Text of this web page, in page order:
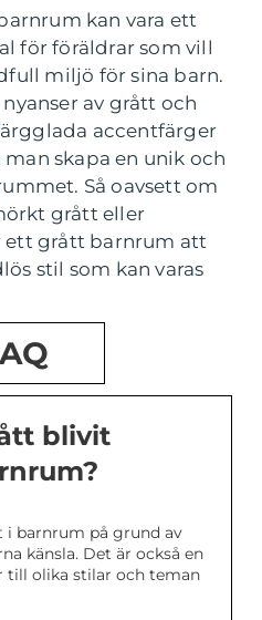
kan vara ett
för föräldrar som vill
miljö för sina barn.
av grått och
accentfärger
skapa en unik och
Så oavsett om
grått eller
ett grått barnrum att
stil som kan varas
blivit
barnrum på grund av
känsla. Det är också en
till olika stilar och teman